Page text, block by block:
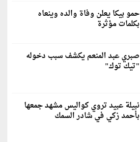
حمو بيكا يعلن وفاة والده وينعاه
بكلمات مؤثرة
صبري عبد المنعم يكشف سبب دخوله
"تيك توك"
نبيلة عبيد تروي كواليس مشهد جمعها
بأحمد زكي في شادر السمك